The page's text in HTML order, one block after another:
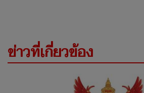
ข่าวที่เกี่ยวข้อง